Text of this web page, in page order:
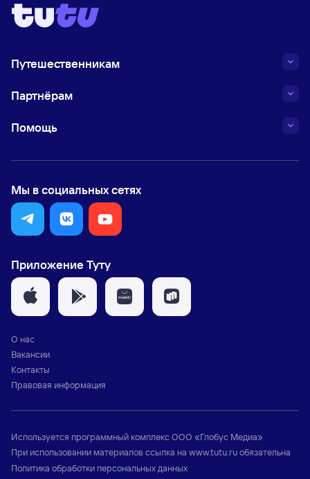
Путешественникам
Партнёрам
Помощь
Мы в социальных сетях
Приложение Туту
О нас
Вакансии
Контакты
Правовая информация
Используется программный комплексООО «Глобус Медиа»
При использовании материалов ссылка на www.tutu.ruобязательна
Политика обработки персональных данных